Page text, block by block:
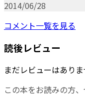
2014/06/28
コメント一覧を見る
読後レビュー
まだレビューはありま
この本をお読みの方